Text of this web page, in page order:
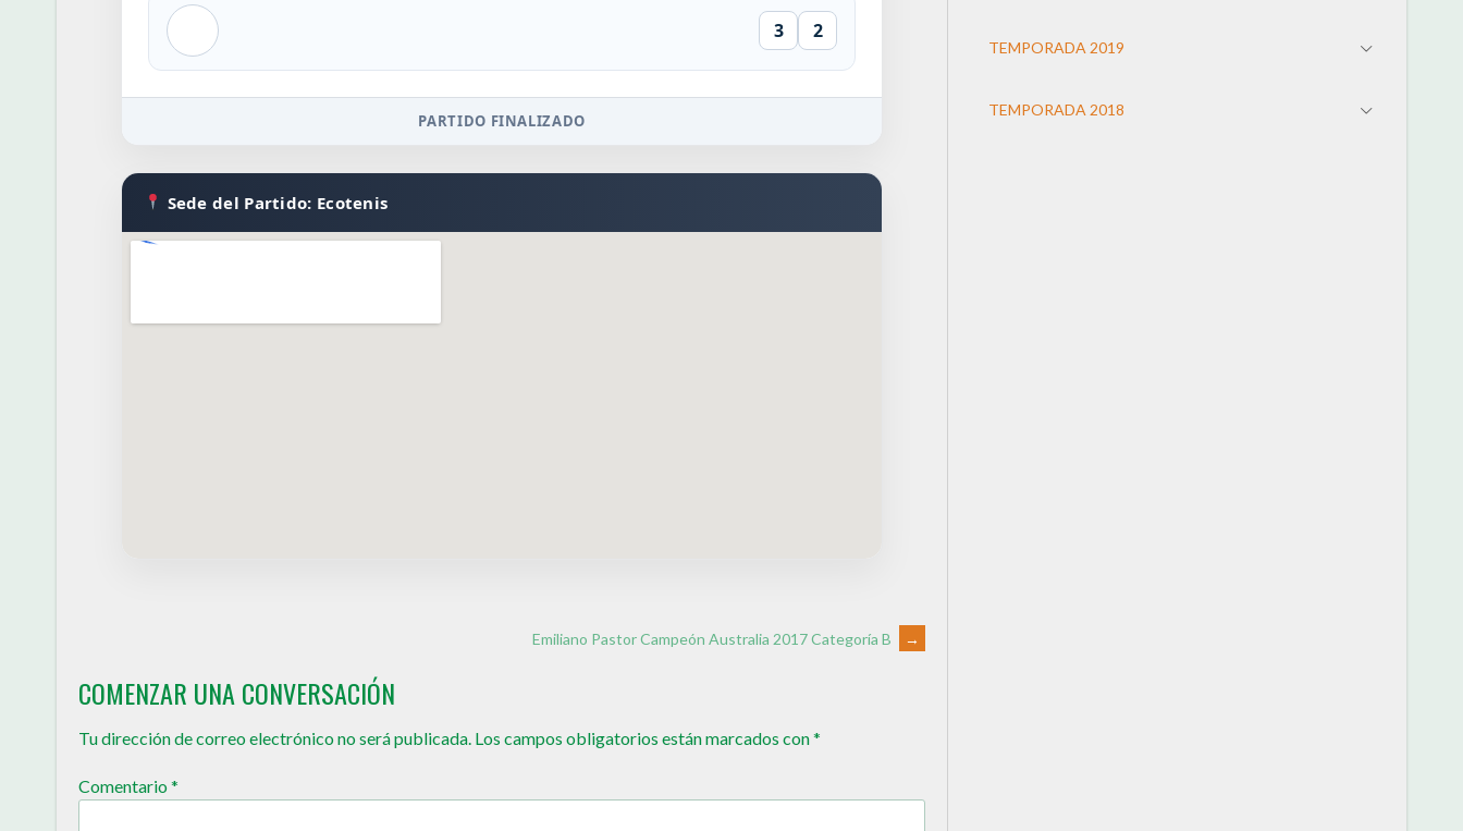
3 2
PARTIDO FINALIZADO
Sede del Partido: Ecotenis
Emiliano Pastor Campeón Australia 2017 Categoría B →
COMENZAR UNA CONVERSACIÓN
Tu dirección de correo electrónico no será publicada. Los campos obligatorios están marcados con*
Comentario*
TEMPORADA 2019
TEMPORADA 2018